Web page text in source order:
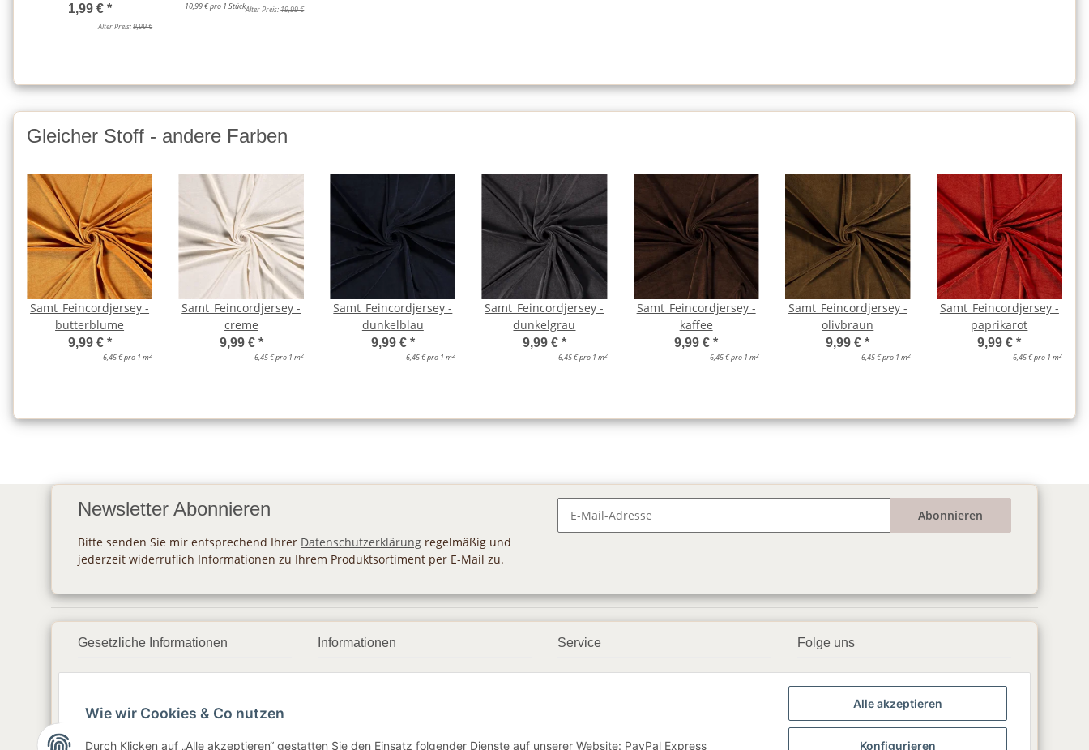
1,99 € *
Alter Preis:9,99 €
10,99 € pro 1 StückAlter Preis:19,99 €
Gleicher Stoff - andere Farben
Samt_Feincordjersey -
butterblume
9,99 € *
6,45 € pro 1 m2
Samt_Feincordjersey -
creme
9,99 € *
6,45 € pro 1 m2
Samt_Feincordjersey -
dunkelblau
9,99 € *
6,45 € pro 1 m2
Samt_Feincordjersey -
dunkelgrau
9,99 € *
6,45 € pro 1 m2
Samt_Feincordjersey -
kaffee
9,99 €*
6,45 € pro 1 m2
Samt_Feincordjersey -
olivbraun
9,99 €*
6,45 € pro 1 m2
Samt_Feincordjersey -
paprikarot
9,99 €*
6,45 € pro 1 m2
Newsletter Abonnieren
Bitte senden Sie mir entsprechend Ihrer Datenschutzerklärung regelmäßig und
jederzeit widerruflich Informationen zu Ihrem Produktsortiment per E-Mail zu.
Abonnieren
Gesetzliche Informationen
AGB
Sitemap
Informationen
Newsletter
Service Folge uns
▶️ YouTube
📸 Instagram
Wie wir Cookies & Co nutzen
Durch Klicken auf „Alle akzeptieren“ gestatten Sie den Einsatz folgender Dienste auf unserer Website: PayPal Express
Alle akzeptieren
Konfigurieren